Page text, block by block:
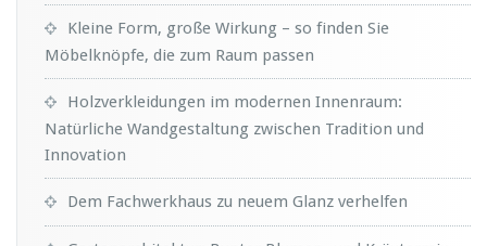
Kleine Form, große Wirkung – so finden Sie
Möbelknöpfe, die zum Raum passen
Holzverkleidungen im modernen Innenraum:
Natürliche Wandgestaltung zwischen Tradition und
Innovation
Dem Fachwerkhaus zu neuem Glanz verhelfen